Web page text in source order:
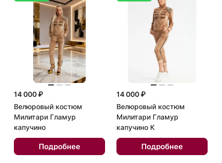
14 000 ₽
Велюровый костюм
Милитари Гламур
капучино
Подробнее
14 000 ₽
Велюровый костюм
Милитари Гламур
капучино К
Подробнее